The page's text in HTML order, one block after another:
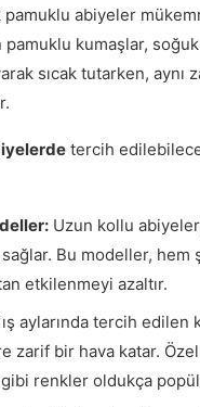
pamuklu abiyeler
pamuklu kumaşlar,
sıcak tutarken, aynı
tercih
Uzun kollu
Bu modeller, hem
etkilenmeyi azaltır.
aylarında tercih edilen
zarif bir hava katar.
gibi renkler oldukça